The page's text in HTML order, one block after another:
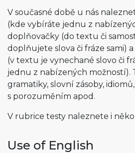
V současné době u nás
(kde vybíráte jednu z
doplňovačky (do textu či
doplňujete slova či fráze sami) a
(v textu je vynechané slovo či
jednu z nabízených možností).
gramatiky, slovní zásoby,
s porozuměním apod.
V rubrice testy naleznete i
Use of English